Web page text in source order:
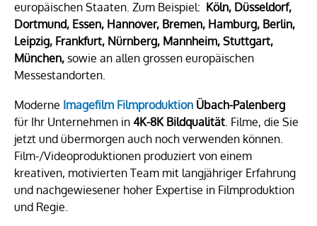
europäischen Staaten. Zum Beispiel: Köln, Düsseldorf,
Dortmund, Essen, Hannover, Bremen, Hamburg, Berlin,
Leipzig, Frankfurt, Nürnberg, Mannheim, Stuttgart,
München, sowie an allen grossen europäischen
Messestandorten.
Moderne Imagefilm Filmproduktion Übach-Palenberg
für Ihr Unternehmen in 4K-8K Bildqualität. Filme, die Sie
jetzt und übermorgen auch noch verwenden können.
Film-/Videoproduktionen produziert von einem
kreativen, motivierten Team mit langjähriger Erfahrung
und nachgewiesener hoher Expertise in Filmproduktion
und Regie.